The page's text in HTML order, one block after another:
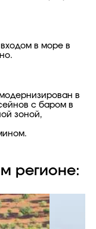
в море в
в
с баром в
зоной,
регионе: